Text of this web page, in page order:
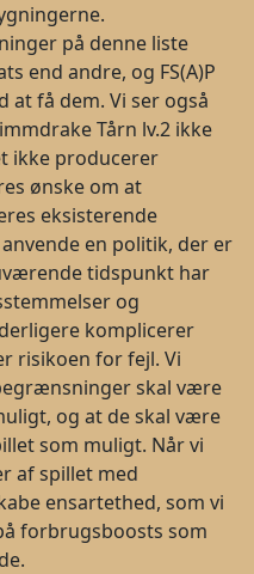
på denne liste
end andre, og FS(A)P
at få dem. Vi ser også
Tårn lv.2 ikke
ikke producerer
ønske om at
eksisterende
en politik, der er
tidspunkt har
og
komplicerer
risikoen for fejl. Vi
skal være
og at de skal være
som muligt. Når vi
af spillet med
ensartethed, som vi
forbrugsboosts som